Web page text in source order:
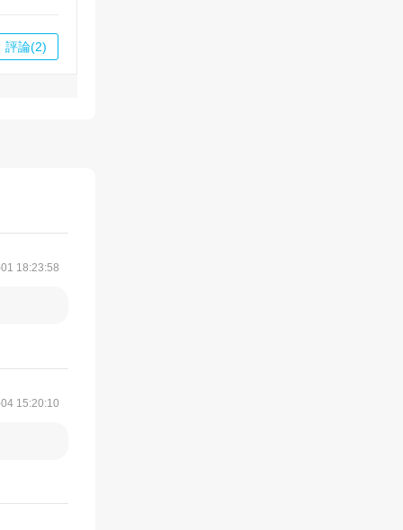
評論(2)
18:23:58
15:20:10